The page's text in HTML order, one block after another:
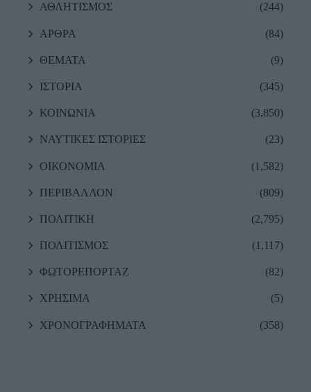
ΑΘΛΗΤΙΣΜΟΣ (244)
ΑΡΘΡΑ (84)
ΘΕΜΑΤΑ (9)
ΙΣΤΟΡΙΑ (345)
ΚΟΙΝΩΝΙΑ (3,850)
ΝΑΥΤΙΚΕΣ ΙΣΤΟΡΙΕΣ (23)
ΟΙΚΟΝΟΜΙΑ (1,582)
ΠΕΡΙΒΑΛΛΟΝ (809)
ΠΟΛΙΤΙΚΗ (2,795)
ΠΟΛΙΤΙΣΜΟΣ (1,117)
ΦΩΤΟΡΕΠΟΡΤΑΖ (82)
ΧΡΗΣΙΜΑ (5)
ΧΡΟΝΟΓΡΑΦΗΜΑΤΑ (358)